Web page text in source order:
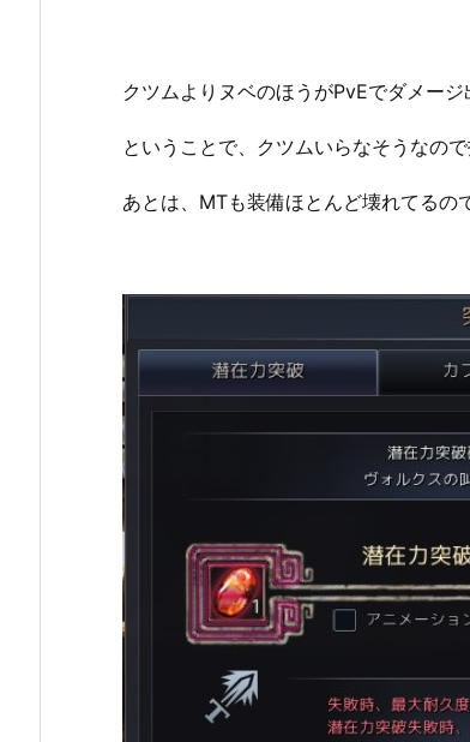
クツムよりヌベのほうがPvEでダメージ
ということで、クツムいらなそうなの
あとは、MTも装備ほとんど壊れてるの